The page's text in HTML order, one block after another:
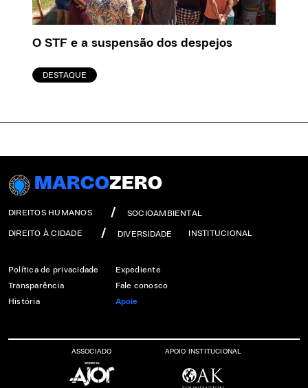
O STF e a suspensão dos despejos
DESTAQUE
MARCOZERO
DIREITOS HUMANOS SOCIOAMBIENTAL
DIREITO À CIDADE DIVERSIDADE INSTITUCIONAL
Política de privacidade
Transparência
História
Expediente
Fale conosco
Apoie
ASSOCIADO APOIO INSTITUCIONAL